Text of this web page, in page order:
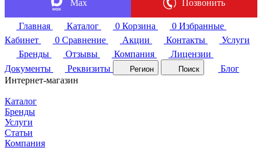
Max Позвонить
Главная Каталог 0 Корзина 0 Избранные
Кабинет
0 Сравнение Акции Контакты
Услуги
Бренды
Отзывы Компания
Лицензии
Документы
Реквизиты Регион Поиск
Блог
Интернет-магазин
Каталог
Бренды
Услуги
Статьи
Компания